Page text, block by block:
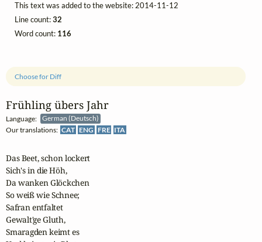
Frühling übers Jahr
Language:
German (Deutsch)
Our translations: CAT ENG FRE ITA
Choose for Diff
Das Beet, schon lockert
Sich's in die Höh,
Da wanken Glöckchen
So weiß wie Schnee;
Safran entfaltet
Gewalt'ge Gluth,
Smaragden keimt es
This text was added to the website: 2014-11-12
Line count:32
Word count: 116